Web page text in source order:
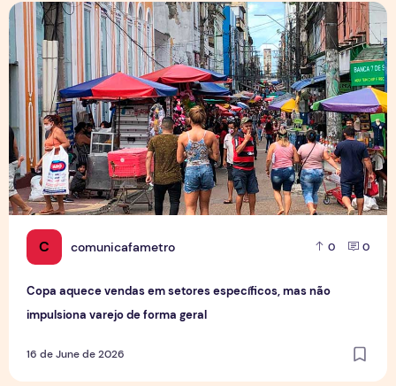
C comunicafametro 0 0
Copa aquece vendas em setores específicos, mas não
impulsiona varejo de forma geral
16 de June de 2026
Copa aquece vendas em setores específicos, mas não